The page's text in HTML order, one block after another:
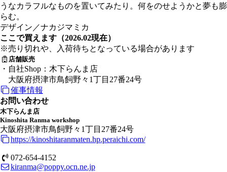
うなカラフルなものを置いてみたり。何をのせようかと夢も膨
らむ。
デザイン／ナカジマミカ
ここで買えます（2026.02現在）
※売り切れや、入荷待ちとなっている場合があります
店舗販売
・自社Shop：木下らんま店
大阪府摂津市鳥飼野々1丁目27番24号
催事情報
お問い合わせ
木下らんま店
Kinoshita Ranma workshop
大阪府摂津市鳥飼野々1丁目27番24号
https://kinoshitaranmaten.hp.peraichi.com/
072-654-4152
kiranma@poppy.ocn.ne.jp